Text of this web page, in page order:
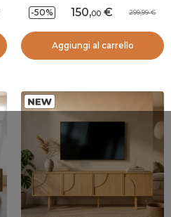
-50% 150,00 299,99
Aggiungi al carrello